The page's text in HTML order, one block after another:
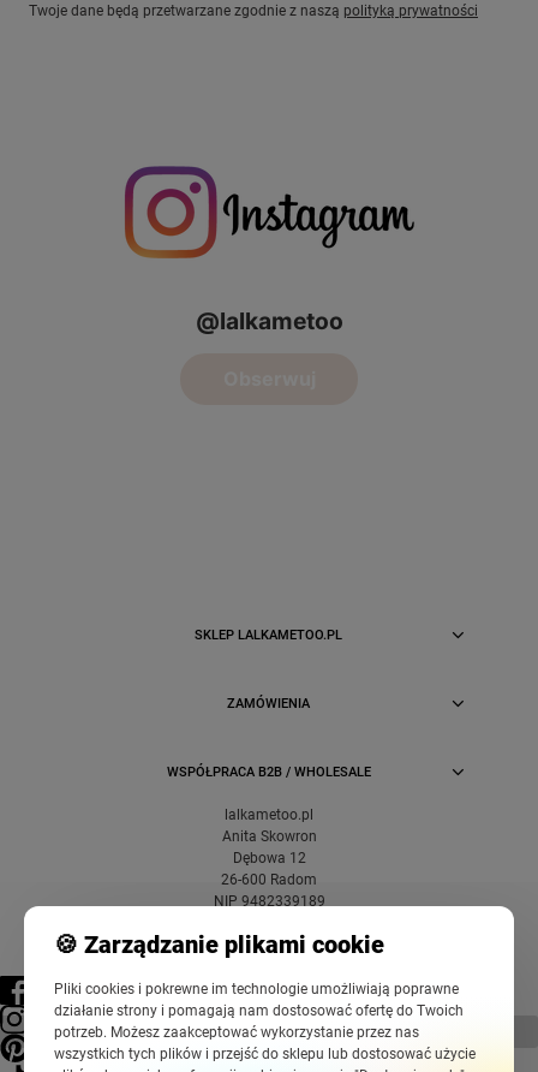
Twoje dane będą przetwarzane zgodnie z naszą polityką prywatności
SKLEP LALKAMETOO.PL
ZAMÓWIENIA
WSPÓŁPRACA B2B / WHOLESALE
lalkametoo.pl
Anita Skowron
Dębowa 12
26-600 Radom
NIP 9482339189
pokaż pełną wersję strony
🍪 Zarządzanie plikami cookie
Pliki cookies i pokrewne im technologie umożliwiają poprawne
działanie strony i pomagają nam dostosować ofertę do Twoich
potrzeb. Możesz zaakceptować wykorzystanie przez nas
wszystkich tych plików i przejść do sklepu lub dostosować użycie